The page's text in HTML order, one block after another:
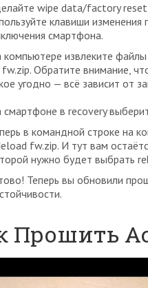
wipe data/factory
клавиши
смартфона.
компьютере извлеките
fw.zip. Обратите внимание,
угодно — всё зависит от
смартфоне в recovery
в командной строке на
fw.zip. И тут вам
нужно будет выбрать
Теперь вы обновили
Прошить